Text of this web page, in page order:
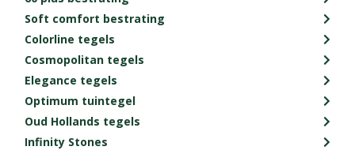
Soft comfort bestrating
Colorline tegels
Cosmopolitan tegels
Elegance tegels
Optimum tuintegel
Oud Hollands tegels
Infinity Stones